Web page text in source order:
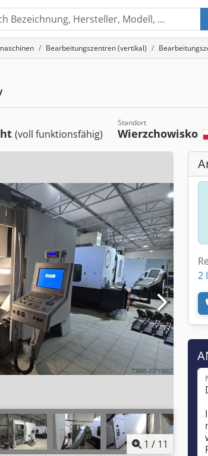
Bearbeitungszentren (vertikal)
(voll funktionsfähig)
Standort
Wierzchowisko
1 / 11
2